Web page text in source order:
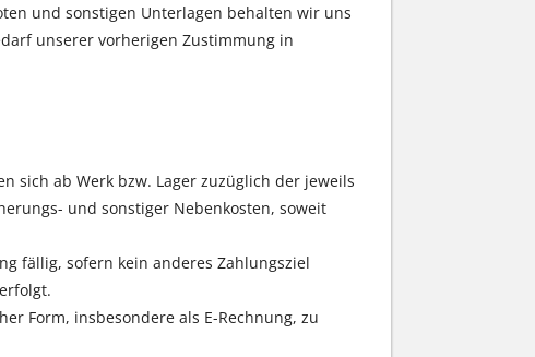
und sonstigen Unterlagen behalten wir uns
unserer vorherigen Zustimmung in
sich ab Werk bzw. Lager zuzüglich der jeweils
und sonstiger Nebenkosten, soweit
fällig, sofern kein anderes Zahlungsziel
Form, insbesondere als E-Rechnung, zu